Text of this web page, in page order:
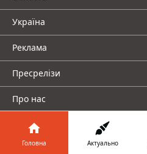
Україна
Реклама
Пресрелізи
Про нас
Головна Актуально